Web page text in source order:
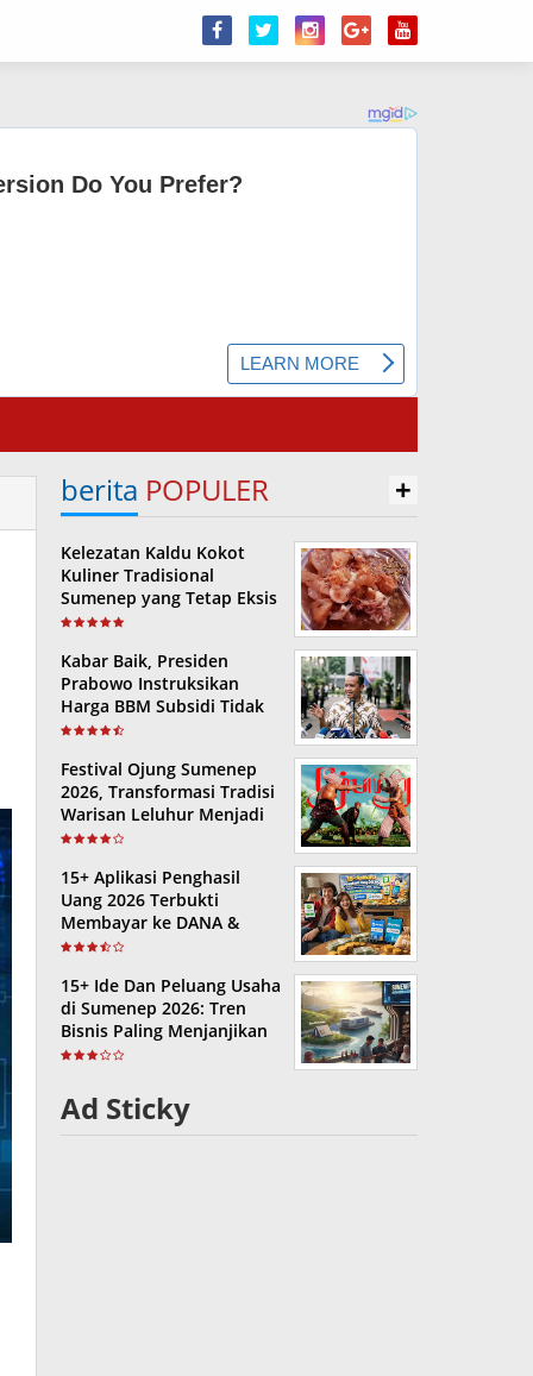
berita POPULER +
Kelezatan Kaldu Kokot
Kuliner Tradisional
Sumenep yang Tetap Eksis
Kabar Baik, Presiden
Prabowo Instruksikan
Harga BBM Subsidi Tidak
Naik Hingga Akhir 2026
Festival Ojung Sumenep
2026, Transformasi Tradisi
Warisan Leluhur Menjadi
Ikon Wisata dan Ekonomi
15+ Aplikasi Penghasil
Uang 2026 Terbukti
Membayar ke DANA &
GoPay: Tanpa Modal dan
15+ Ide Dan Peluang Usaha
di Sumenep 2026: Tren
Bisnis Paling Menjanjikan
di Kota Keris
Ad Sticky